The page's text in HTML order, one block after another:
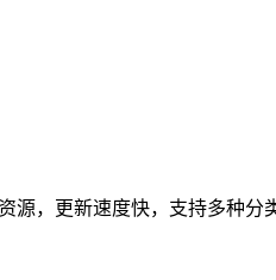
，更新速度快，支持多种